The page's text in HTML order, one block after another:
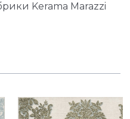
Kerama Marazzi